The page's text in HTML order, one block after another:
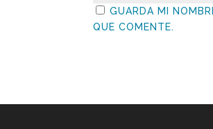
GUARDA MI
QUE COMENTE.